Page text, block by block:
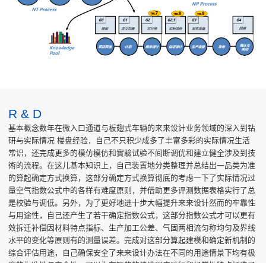
R & D
基本概念数年在微入口通道与板翅式车辆的来来设计业务领域的深入到钻
研与实际情况 楼盘经验，自己不只积少成多了丰富多彩的实际情况生活
常识，还完成更多的模仿模仿和實驗试验不间断调优和建立健全涉及到技
術的流程。在这儿基本知识上，自己装置地分类整理并总结出一品类为准
的算起确定方式换算，这部分确定方式换算彻底的考虑一下了实际情况过
量空气指数公式中的各样有难度原则，并借助更多评测数据表格实行了总
是校验与调低。另外，为了更好地进十步大幅提升来来设计然而的牢靠性
与用途性，自己还产生了若干确定指数公式，这部分指数公式才可以更有
效拆迁补偿因材料特点指标、生产加工公差、气固两相流匀称均匀及界线
水平的变化等原则有的测量误差。完成对这部分算起建模和确定新机制的
综合评估用途，自己确保安全了来来设计办法在不同的用途情景下均有极